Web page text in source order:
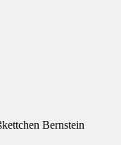
Bernstein